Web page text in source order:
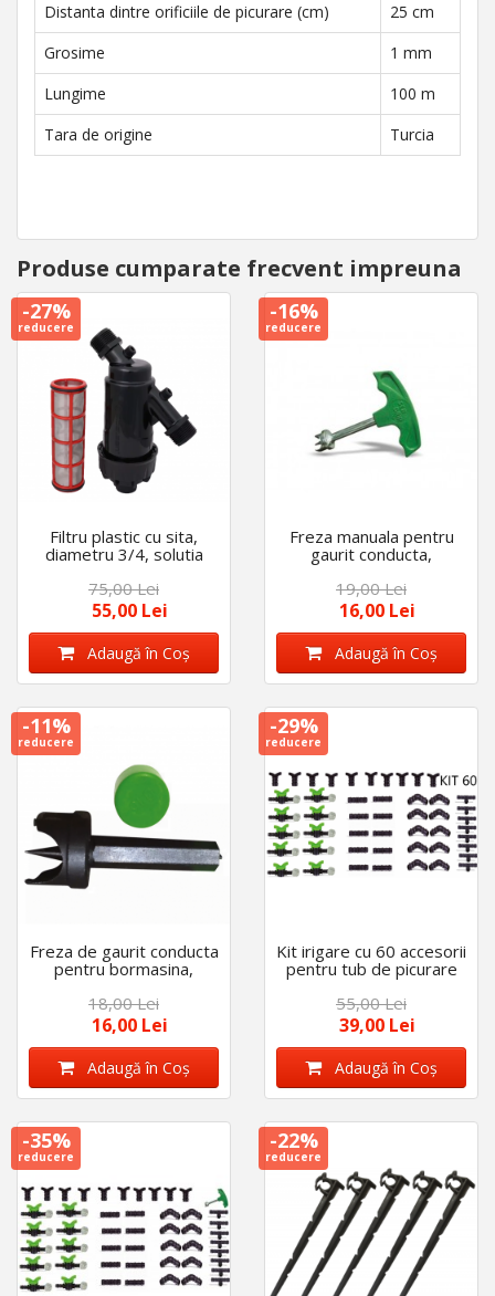
Distanta dintre orificiile de picurare (cm)
25 cm
Grosime
1 mm
Lungime
100 m
Tara de origine
Turcia
Produse cumparate frecvent impreuna
-27%
reducere
Filtru plastic cu sita,
diametru 3/4, solutia
depunerilor, usor de
montat
75,00 Lei
55,00 Lei
Adaugă în Coş
-16%
reducere
Freza manuala pentru
gaurit conducta,
diametru de 16 mm
19,00 Lei
16,00 Lei
Adaugă în Coş
-11%
reducere
Freza de gaurit conducta
pentru bormasina,
diametru de 16 mm
18,00 Lei
16,00 Lei
Adaugă în Coş
-29%
reducere
Kit irigare cu 60 accesorii
pentru tub de picurare
de 16 mm
55,00 Lei
39,00 Lei
Adaugă în Coş
-35%
reducere
-22%
reducere